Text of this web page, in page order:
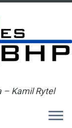
– Kamil Rytel